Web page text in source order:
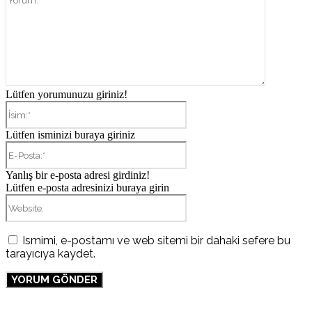
Lütfen yorumunuzu giriniz!
Lütfen isminizi buraya giriniz
Yanlış bir e-posta adresi girdiniz!
Lütfen e-posta adresinizi buraya girin
Ismimi, e-postamı ve web sitemi bir dahaki sefere bu
tarayıcıya kaydet.